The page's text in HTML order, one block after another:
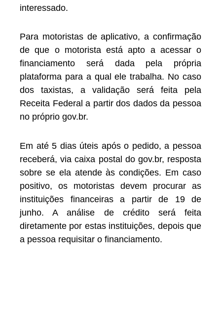
interessado.
Para motoristas de aplicativo, a confirmação
de que o motorista está apto a acessar o
financiamento será dada pela própria
plataforma para a qual ele trabalha. No caso
dos taxistas, a validação será feita pela
Receita Federal a partir dos dados da pessoa
no próprio gov.br.
Em até 5 dias úteis após o pedido, a pessoa
receberá, via caixa postal do gov.br, resposta
sobre se ela atende às condições. Em caso
positivo, os motoristas devem procurar as
instituições financeiras a partir de 19 de
junho. A análise de crédito será feita
diretamente por estas instituições, depois que
a pessoa requisitar o financiamento.